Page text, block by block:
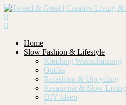
Home
Slow Fashion & Lifestyle
Kleidung Wertschätzung
Outfits
Refashion & Upcycling
Kreativität & Slow Living
DIY Ideen